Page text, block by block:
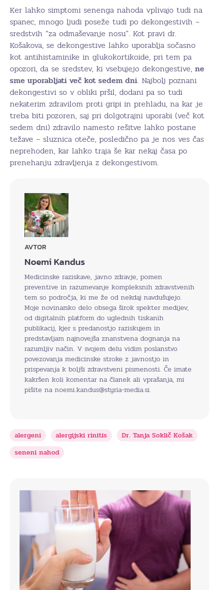
Ker lahko simptomi senenga nahoda vplivajo tudi na
spanec, mnogo ljudi poseže tudi po dekongestivih –
sredstvih “za odmaševanje nosu”. Kot pravi dr.
Košakova, se dekongestive lahko uporablja sočasno
kot antihistaminike in glukokortikoide, pri tem pa
opozori, da se sredstev, ki vsebujejo dekongestive, ne
sme uporabljati več kot sedem dni. Najbolj poznani
dekongestivi so v obliki pršil, dodani pa so tudi
nekaterim zdravilom proti gripi in prehladu, na kar je
treba biti pozoren, saj pri dolgotrajni uporabi (več kot
sedem dni) zdravilo namesto rešitve lahko postane
težave – sluznica oteče, posledično pa je nos ves čas
neprehoden, kar lahko traja še kar nekaj časa po
prenehanju zdravljenja z dekongestivom.
AVTOR
Noemi Kandus
Medicinske raziskave, javno zdravje, pomen
preventive in razumevanje kompleksnih zdravstvenih
tem so področja, ki me že od nekdaj navdušujejo.
Moje novinarsko delo obsega širok spekter medijev,
od digitalnih platform do uglednih tiskanih
publikacij, kjer s predanostjo raziskujem in
predstavljam najnovejša znanstvena dognanja na
razumljiv način. V svojem delu vidim poslanstvo
povezovanja medicinske stroke z javnostjo in
prispevanja k boljši zdravstveni pismenosti. Če imate
kakršen koli komentar na članek ali vprašanja, mi
pišite na noemi.kandus@styria-media.si.
alergeni alergijski rinitis
Dr. Tanja Soklič Košak
seneni nahod